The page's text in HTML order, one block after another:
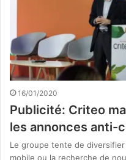
16/01/2020
Publicité: Criteo
les annonces anti-
Le groupe tente de
mobile ou la recherche de